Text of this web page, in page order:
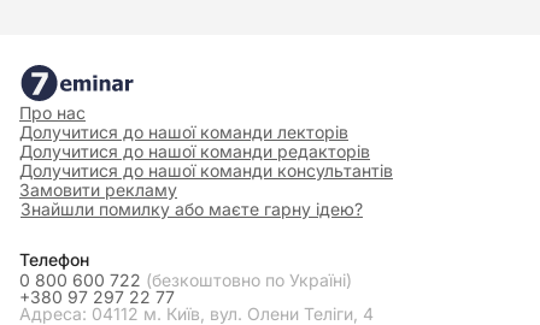
Про нас
Долучитися до нашої команди лекторів
Долучитися до нашої команди редакторів
Долучитися до нашої команди консультантів
Замовити рекламу
Знайшли помилку або маєте гарну ідею?
Телефон
0 800 600 722 (безкоштовно по Україні)
+380 97 297 22 77
Адреса: 04112 м. Київ, вул. Олени Теліги, 4